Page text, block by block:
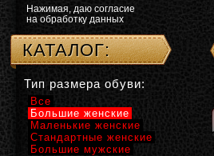
Нажимая, даю согласие
на обработку данных
КАТАЛОГ:
Тип размера обуви:
Все
Большие женские
Маленькие женские
Стандартные женские
Большие мужские